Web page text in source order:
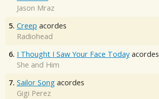
Jason Mraz
5. Creep acordes
Radiohead
6. I Thought I Saw Your Face Today acordes
She and Him
7. Sailor Song acordes
Gigi Perez